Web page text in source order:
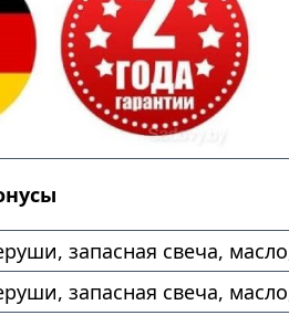
запасная свеча,
запасная свеча,